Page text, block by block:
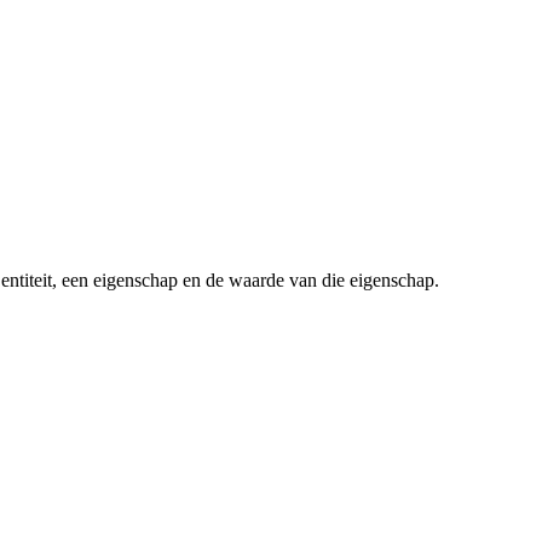
een eigenschap en de waarde van die eigenschap.